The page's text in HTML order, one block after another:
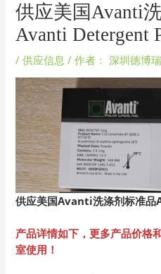
供应美国Avanti
Avanti Detergent
/供应信息 / 作者： 深圳德博
供应美国Avanti洗涤剂标准
产品详情如下，更多产品价格
室使用！